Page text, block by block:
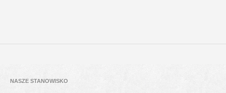
NASZE STANOWISKO